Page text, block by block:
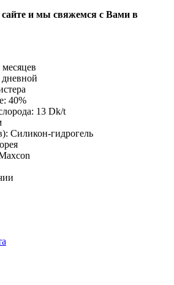
сайте и мы свяжемся с Вами в
месяцев
дневной
40%
13 Dk/t
Cиликон-гидрогель